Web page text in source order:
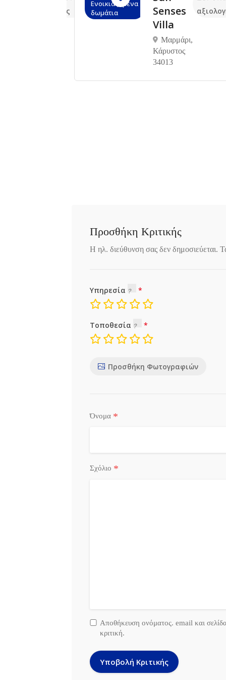
αξιολογήσεις
Ενοικιαζόμενα
δωμάτια
Senses
Villa
Μαρμάρι,
Κάρυστος
34013
Προσθήκη Κριτικής
Η ηλ. διεύθυνση σας δεν δημοσιεύεται.
Υπηρεσία
Τοποθεσία
Προσθήκη Φωτογραφιών
Όνομα *
Σχόλιο *
Αποθήκευση ονόματος. email και
κριτική.